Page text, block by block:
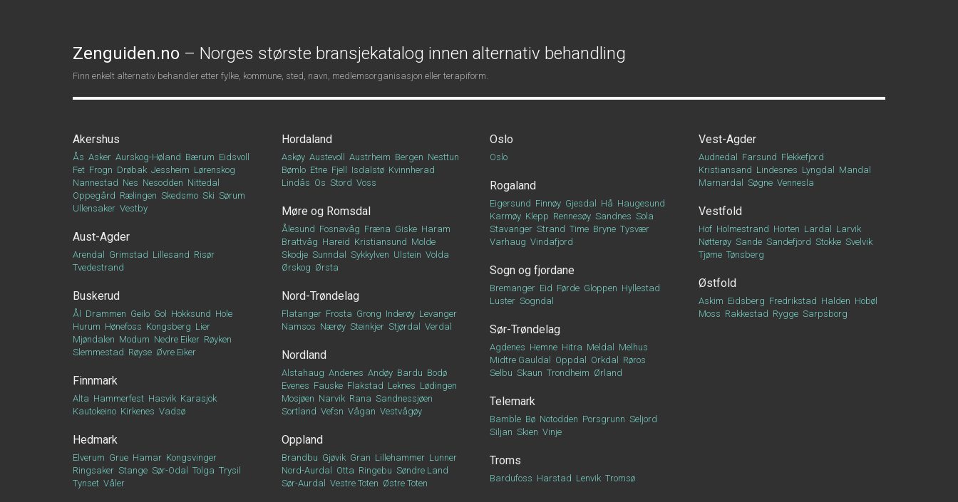
Zenguiden.no – Norges største bransjekatalog innen alternativ behandling
Finn enkelt alternativ behandler etter fylke, kommune, sted, navn, medlemsorganisasjon eller terapiform.
Akershus
Ås Asker Aurskog-Høland Bærum Eidsvoll
Fet Frogn Drøbak Jessheim Lørenskog
Nannestad Nes Nesodden Nittedal
Oppegård Rælingen Skedsmo Ski Sørum
Ullensaker Vestby
Aust-Agder
Arendal Grimstad Lillesand Risør
Tvedestrand
Buskerud
Ål Drammen Geilo Gol Hokksund Hole
Hurum Hønefoss Kongsberg Lier
Mjøndalen Modum Nedre Eiker Røyken
Slemmestad Røyse Øvre Eiker
Finnmark
Alta Hammerfest Hasvik Karasjok
Kautokeino Kirkenes Vadsø
Hedmark
Elverum Grue Hamar Kongsvinger
Ringsaker Stange Sør-Odal Tolga Trysil
Tynset Våler
Hordaland
Askøy Austevoll Austrheim Bergen Nesttun
Bømlo Etne Fjell Isdalstø Kvinnherad
Lindås Os Stord Voss
Møre og Romsdal
Ålesund Fosnavåg Fræna Giske Haram
Brattvåg Hareid Kristiansund Molde
Skodje Sunndal Sykkylven Ulstein Volda
Ørskog Ørsta
Nord-Trøndelag
Flatanger Frosta Grong Inderøy Levanger
Namsos Nærøy Steinkjer Stjørdal Verdal
Nordland
Alstahaug Andenes Andøy Bardu Bodø
Evenes Fauske Flakstad Leknes Lødingen
Mosjøen Narvik Rana Sandnessjøen
Sortland Vefsn Vågan Vestvågøy
Oppland
Brandbu Gjøvik Gran Lillehammer Lunner
Nord-Aurdal
Otta Ringebu Søndre Land
Sør-Aurdal
Vestre Toten Østre Toten
Oslo
Oslo
Rogaland
Eigersund Finnøy Gjesdal Hå Haugesund
Karmøy Klepp Rennesøy Sandnes Sola
Stavanger Strand Time Bryne Tysvær
Varhaug Vindafjord
Sogn og fjordane
Bremanger Eid Førde Gloppen Hyllestad
Luster Sogndal
Sør-Trøndelag
Agdenes Hemne Hitra Meldal
Melhus
Midtre Gauldal
Oppdal Orkdal
Røros
Selbu Skaun Trondheim Ørland
Telemark
Bamble Bø Notodden Porsgrunn Seljord
Siljan Skien Vinje
Troms
Bardufoss Harstad Lenvik Tromsø
Vest-Agder
Audnedal Farsund Flekkefjord
Kristiansand Lindesnes Lyngdal
Mandal
Marnardal
Søgne Vennesla
Vestfold
Hof Holmestrand Horten Lardal
Larvik
Nøtterøy Sande Sandefjord Stokke Svelvik
Tjøme Tønsberg
Østfold
Askim Eidsberg Fredrikstad Halden Hobøl
Moss Rakkestad Rygge Sarpsborg